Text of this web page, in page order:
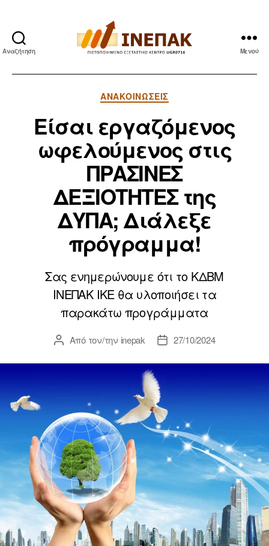
Αναζήτηση Μενού
Κατηγορίες
ΑΝΑΚΟΙΝΏΣΕΙΣ
Είσαι εργαζόμενος
ωφελούμενος στις
ΠΡΑΣΙΝΕΣ
ΔΕΞΙΟΤΗΤΕΣ της
ΔΥΠΑ; Διάλεξε
πρόγραμμα!
Σας ενημερώνουμε ότι το ΚΔΒΜ
ΙΝΕΠΑΚ ΙΚΕ θα υλοποιήσει τα
παρακάτω προγράμματα
Συντάκτης
Από τον/την inepak
Ημ.27/10/2024